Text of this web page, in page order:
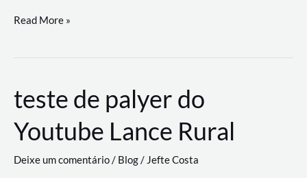
GitHub
revoluciona
de
trabalho
com
a
Read More »
teste de palyer do
Youtube Lance Rural
Deixe um comentário/ Blog/ Jefte Costa